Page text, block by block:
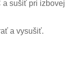
a sušiť pri izbovej
a vysušiť.